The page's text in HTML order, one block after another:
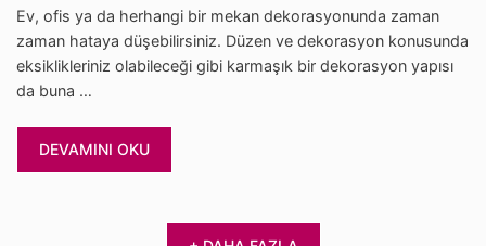
Ev, ofis ya da herhangi bir mekan dekorasyonunda zaman
zaman hataya düşebilirsiniz. Düzen ve dekorasyon konusunda
eksiklikleriniz olabileceği gibi karmaşık bir dekorasyon yapısı
da buna …
DEVAMINI OKU